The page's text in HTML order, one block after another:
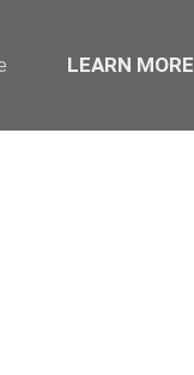
LEARN MORE